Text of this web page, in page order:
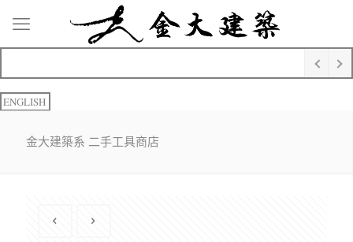
ENGLISH
金大建築系 二手工具商店